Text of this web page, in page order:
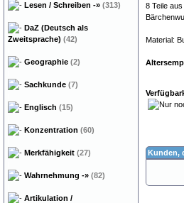
8 Teile
Material:
Kunden,
Lesen / Schreiben -» (313)
DaZ (Deutsch als
Zweitsprache) (42)
Geographie (2)
Sachkunde (7)
Englisch (15)
Konzentration (60)
Merkfähigkeit (27)
Wahrnehmung -» (82)
Artikulation /